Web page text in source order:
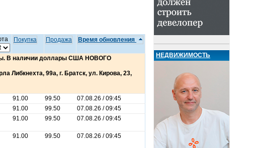
Покупка Продажа Время обновления
В наличии доллары США НОВОГО
Либкнехта, 99а, г. Братск, ул. Кирова, 23,
91.00 99.50
07.08.26 / 09:45
91.00 99.50
07.08.26 / 09:45
91.00 99.50 07.08.26 / 09:45
91.00 99.50 07.08.26 / 09:45
НЕДВИЖИМОСТЬ